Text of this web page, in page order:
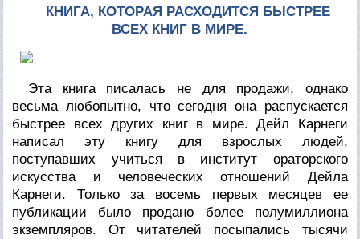
КНИГА, КОТОРАЯ РАСХОДИТСЯ БЫСТРЕЕ
ВСЕХ КНИГ В МИРЕ.
Эта книга писалась не для продажи, однако
весьма любопытно, что сегодня она распускается
быстрее всех других книг в мире. Дейл Карнеги
написал эту книгу для взрослых людей,
поступавших учиться в институт ораторского
искусства и человеческих отношений Дейла
Карнеги. Только за восемь первых месяцев ее
публикации было продано более полумиллиона
экземпляров. От читателей посыпались тысячи